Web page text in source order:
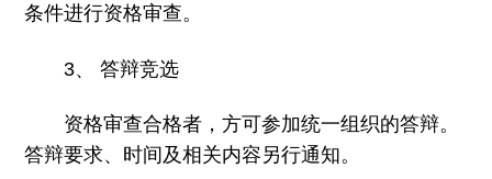
条件进行资格审查。
3、 答辩竞选
资格审查合格者，方可参加统一组织的答辩。
答辩要求、时间及相关内容另行通知。